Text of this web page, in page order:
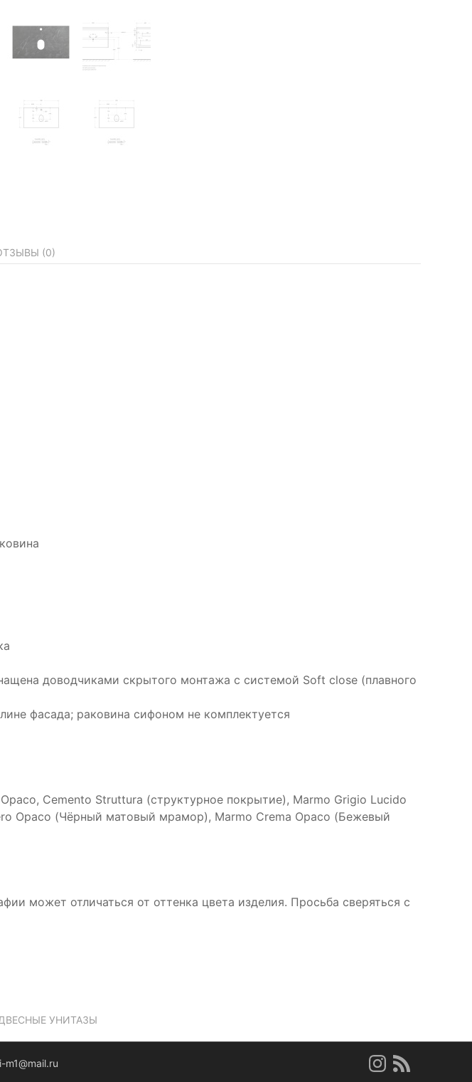
(0)
доводчиками скрытого монтажа с системой Soft close (плавного
фасада; раковина сифоном не комплектуется
Cemento Struttura (структурное покрытие), Marmo Grigio Lucido
Opaco (Чёрный матовый мрамор), Marmo Crema Opaco (Бежевый
может отличаться от оттенка цвета изделия. Просьба сверяться с
УНИТАЗЫ
m1@mail.ru